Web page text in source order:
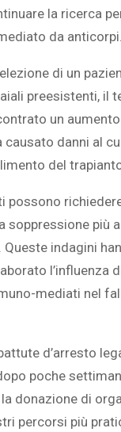
la ricerca
da anticorpi.
di un
preesistenti, il
un
causato danni al
del
possono
soppressione più
indagini
l’influenza
mediati nel
d’arresto
poche
donazione di
percorsi più